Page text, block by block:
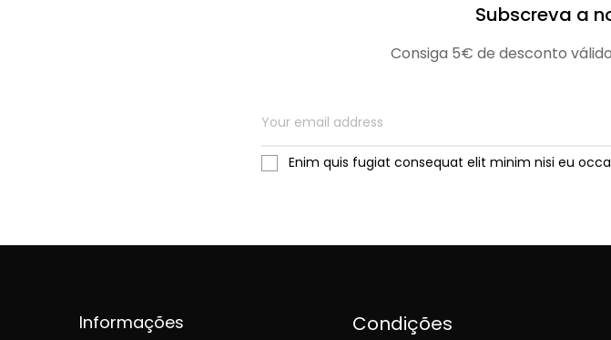
Subscreva a
Consiga 5€ de desconto
Enim quis fugiat consequat elit minim nisi eu
Informações Condições